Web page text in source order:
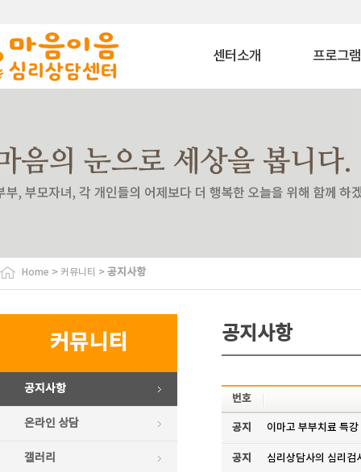
센터소개
비젼
이용안내
찾아오시는길
프로그램
상담교육 프로
특화 프로그
심리평가 프로
특수교육대상자
협력기관
Home > 커뮤니티 >공지사항
커뮤니티
공지사항
온라인 상담
갤러리
공지사항
번호
공지 이마고 부부치료 특강
공지 심리상담사의 심리검